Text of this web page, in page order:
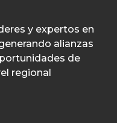
y expertos en
alianzas
de
regional